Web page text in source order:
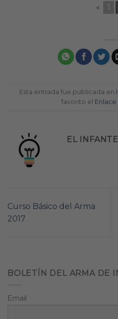
◄ 1
Esta entrada fue publicada en
favorito el
EL INFANTE
Curso Básico del Arma
2017
BOLETÍN DEL ARMA DE
Email